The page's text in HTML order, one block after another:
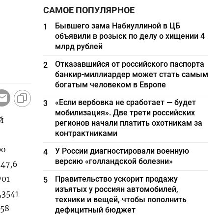
САМОЕ ПОПУЛЯРНОЕ
1
Бывшего зама Набиуллиной в ЦБ
объявили в розыск по делу о хищении 4
млрд рублей
2
Отказавшийся от российского паспорта
банкир-миллиардер может стать самым
богатым человеком в Европе
3
«Если вербовка не сработает — будет
мобилизация». Две трети российских
регионов начали платить охотникам за
контрактниками
4
У России диагностировали военную
версию «голландской болезни»
5
Правительство ускорит продажу
изъятых у россиян автомобилей,
техники и вещей, чтобы пополнить
дефицитный бюджет